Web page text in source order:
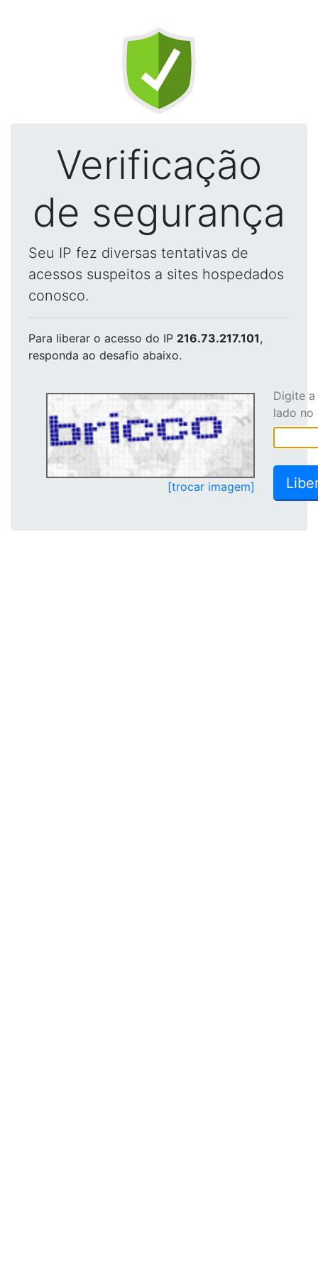
Verificação
de segurança
Seu IP fez diversas tentativas de
acessos suspeitos a sites hospedados
conosco.
Para liberar o acesso do IP 216.73.217.101,
responda ao desafio abaixo.
[trocar imagem]
Digite
lado no